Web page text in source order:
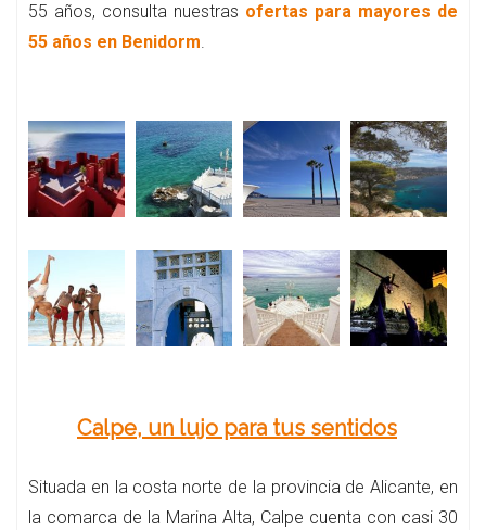
55 años, consulta nuestras ofertas para mayores de
55 años en Benidorm.
Calpe, un lujo para tus sentidos
Situada en la costa norte de la provincia de Alicante, en
la comarca de la Marina Alta, Calpe cuenta con casi 30